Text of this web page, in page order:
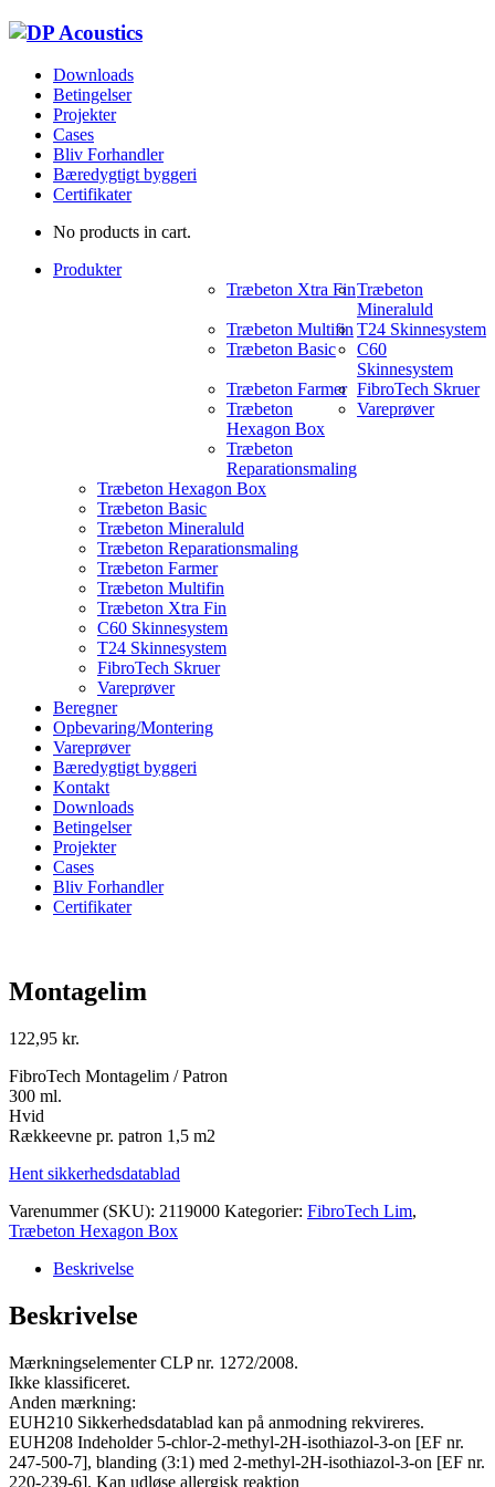
Downloads
Betingelser
Projekter
Cases
Bliv Forhandler
Bæredygtigt byggeri
Certifikater
No products in cart.
Produkter
Træbeton
Hexagon Box
Træbeton
Mineraluld
Træbeton
Reparationsmaling
Træbeton Basic
Træbeton Farmer
Træbeton Multifin
Træbeton Xtra Fin
C60
Skinnesystem
T24 Skinnesystem
FibroTech Skruer
Vareprøver
Træbeton Hexagon Box
Træbeton Basic
Træbeton Mineraluld
Træbeton Reparationsmaling
Træbeton Farmer
Træbeton Multifin
Træbeton Xtra Fin
C60 Skinnesystem
T24 Skinnesystem
FibroTech Skruer
Vareprøver
Beregner
Opbevaring/Montering
Vareprøver
Bæredygtigt byggeri
Kontakt
Downloads
Betingelser
Projekter
Cases
Bliv Forhandler
Certifikater
Montagelim
122,95 kr.
FibroTech Montagelim / Patron
300 ml.
Hvid
Rækkeevne pr. patron 1,5 m2
Hent sikkerhedsdatablad
Varenummer (SKU): 2119000 Kategorier: FibroTech Lim,
Træbeton Hexagon Box
Beskrivelse
Beskrivelse
Mærkningselementer CLP nr. 1272/2008.
Ikke klassificeret.
Anden mærkning:
EUH210 Sikkerhedsdatablad kan på anmodning rekvireres.
EUH208 Indeholder 5-chlor-2-methyl-2H-isothiazol-3-on [EF nr.
247-500-7], blanding (3:1) med 2-methyl-2H-isothiazol-3-on [EF nr.
220-239-6]. Kan udløse allergisk reaktion